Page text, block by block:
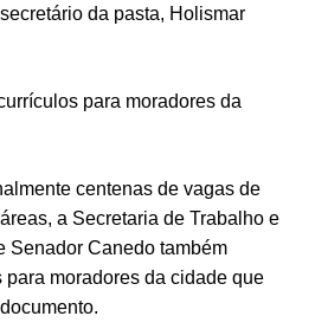
da pasta, Holismar
para moradores da
centenas de vagas de
a Secretaria de Trabalho e
Senador Canedo também
moradores da cidade que